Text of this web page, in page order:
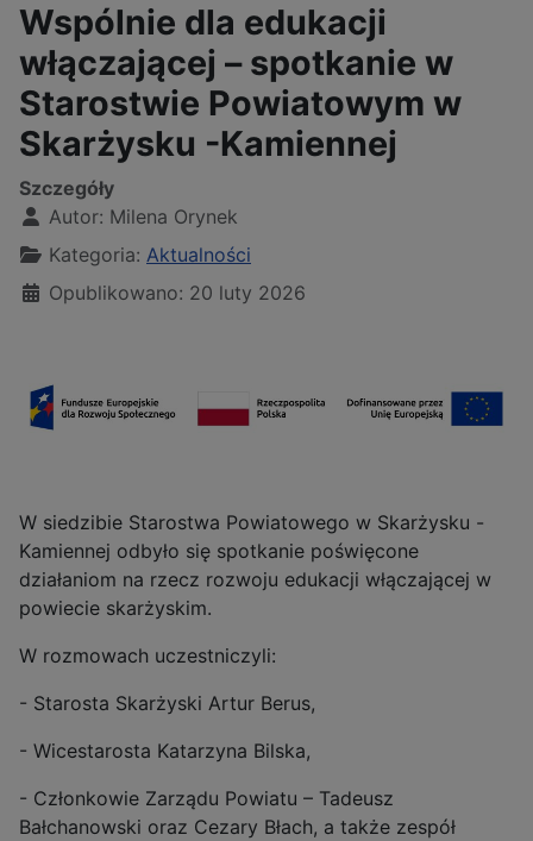
Wspólnie dla edukacji
włączającej – spotkanie w
Starostwie Powiatowym w
Skarżysku -Kamiennej
Szczegóły
Autor: Milena Orynek
Kategoria: Aktualności
Opublikowano: 20 luty 2026
W siedzibie Starostwa Powiatowego w Skarżysku -
Kamiennej odbyło się spotkanie poświęcone
działaniom na rzecz rozwoju edukacji włączającej w
powiecie skarżyskim.
W rozmowach uczestniczyli:
- Starosta Skarżyski Artur Berus,
- Wicestarosta Katarzyna Bilska,
- Członkowie Zarządu Powiatu – Tadeusz
Bałchanowski oraz Cezary Błach, a także zespół